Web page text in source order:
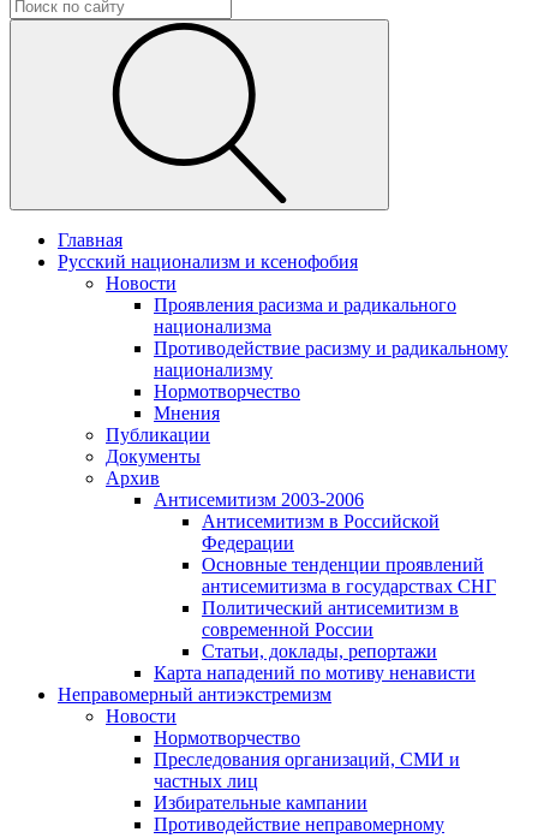
Главная
Русский национализм и ксенофобия
Новости
Проявления расизма и радикального
национализма
Противодействие расизму и радикальному
национализму
Нормотворчество
Мнения
Публикации
Документы
Архив
Антисемитизм 2003-2006
Антисемитизм в Российской
Федерации
Основные тенденции проявлений
антисемитизма в государствах СНГ
Политический антисемитизм в
современной России
Статьи, доклады, репортажи
Карта нападений по мотиву ненависти
Неправомерный антиэкстремизм
Новости
Нормотворчество
Преследования организаций, СМИ и
частных лиц
Избирательные кампании
Противодействие неправомерному